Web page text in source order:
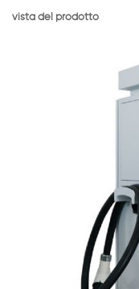
vista del prodotto